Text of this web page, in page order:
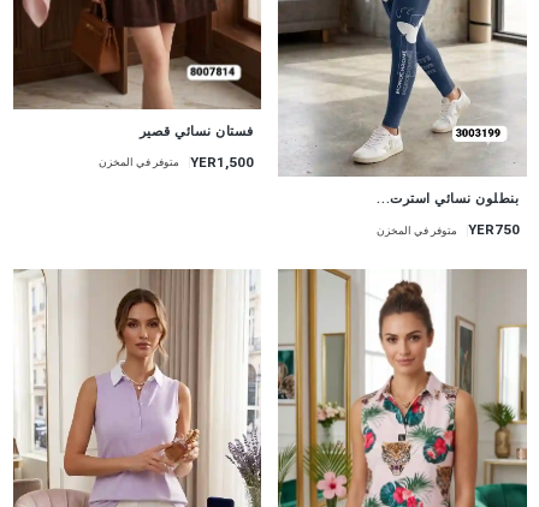
جديد
بنطلون نسائي استرت...
YER750 متوفر في المخزن
فستان نسائي قصير
YER1,500 متوفر في المخزن